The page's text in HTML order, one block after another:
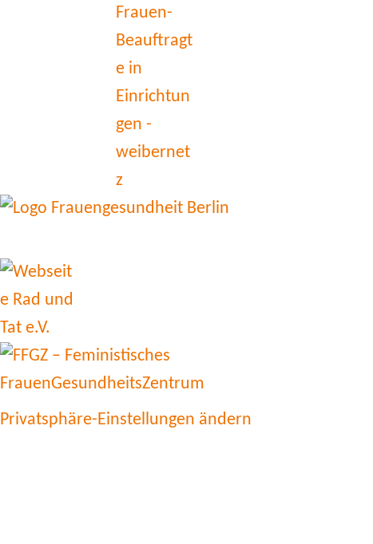
Privatsphäre-Einstellungen ändern